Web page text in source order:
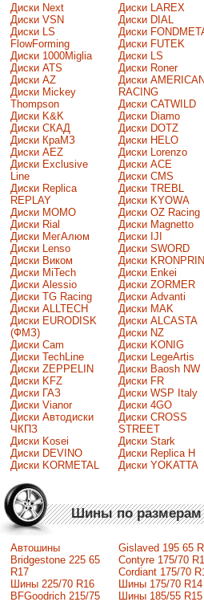
Диски Next
Диски VSN
Диски LS
FlowForming
Диски 1000Miglia
Диски ATS
Диски AZ
Диски Mickey
Thompson
Диски K&K
Диски СКАД
Диски КраМЗ
Диски AEZ
Диски Exclusive
Line
Диски Replica
REPLAY
Диски MOMO
Диски Rial
Диски МегАлюм
Диски Lenso
Диски Виком
Диски MiTech
Диски Alessio
Диски TG Racing
Диски ALLTECH
Диски EURODISK
(ФМЗ)
Диски Cam
Диски TechLine
Диски ZEPPELIN
Диски KFZ
Диски ГАЗ
Диски Vianor
Диски Автодиски
ЧКПЗ
Диски Kosei
Диски DEVINO
Диски KORMETAL
Диски LAREX
Диски DIAL
Диски
Диски FUTEK
Диски LS
Диски Roner
Диски AMERICAN
RACING
Диски CATWILD
Диски Diamo
Диски DOTZ
Диски HELO
Диски Lorenzo
Диски ACE
Диски CMS
Диски TREBL
Диски KYOWA
Диски OZ Racing
Диски Magnetto
Диски IJI
Диски SWORD
Диски
Диски Enkei
Диски ZORMER
Диски Advanti
Диски MAK
Диски ALCASTA
Диски NZ
Диски KONIG
Диски LegeArtis
Диски Baosh NW
Диски FR
Диски WSP Italy
Диски 4GO
Диски CROSS
STREET
Диски Stark
Диски Replica H
Диски YOKATTA
Шины по размерам
Автошины
Bridgestone 225 65
R17
Шины 225/70 R16
BFGoodrich 215/75
Gislaved 195 65
Contyre 175/70
Cordiant 175/70
Шины 175/70 R14
Шины 185/55 R15